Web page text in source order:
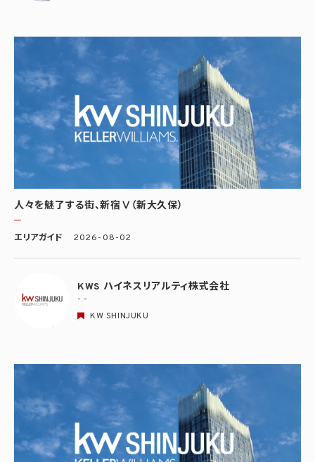
人々を魅了する街、新宿Ⅴ（新大久保）
エリアガイド 2026-08-02
KWS ハイネスリアルティ株式会社
- -
KW SHINJUKU